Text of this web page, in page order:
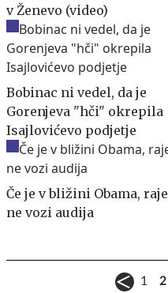
v Ženevo (video)
Bobinac ni vedel, da je
Gorenjeva "hči" okrepila
Isajlovićevo podjetje
Če je v bližini Obama, raje
ne vozi audija
1 2